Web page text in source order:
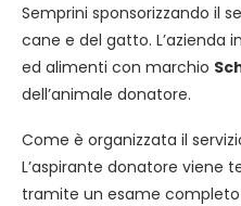
Semprini sponsorizzando il
cane e del gatto.
ed alimenti con marchio
dell’animale donatore.
Come è organizzata il
L’aspirante donatore viene
tramite un esame completo